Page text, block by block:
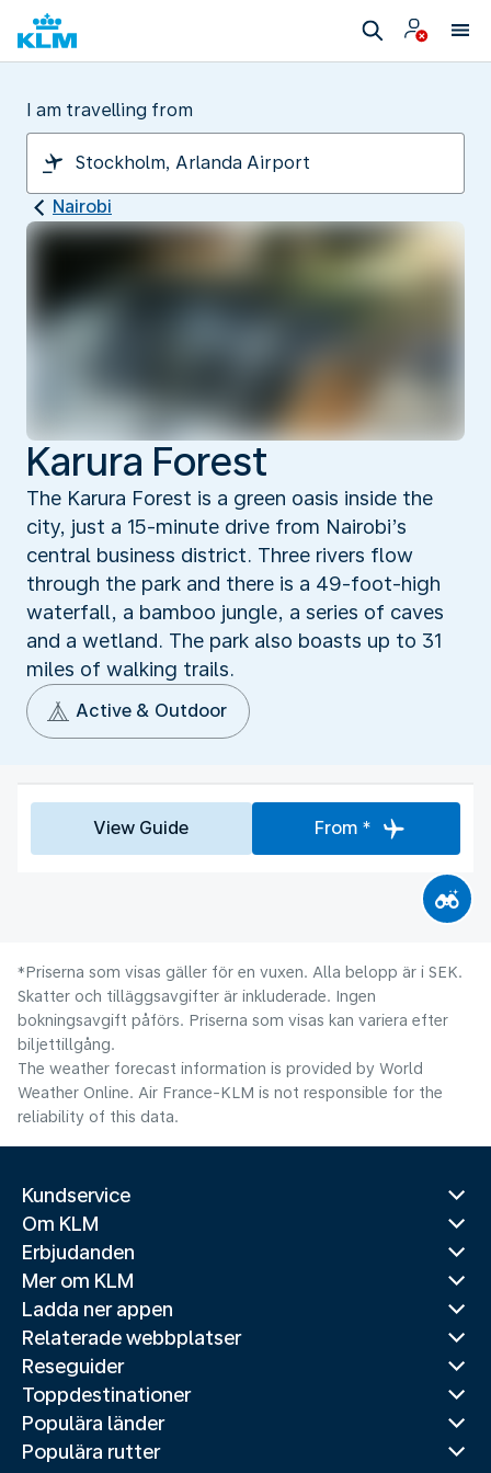
I am travelling from
Nairobi
Karura Forest
The Karura Forest is a green oasis inside the
city, just a 15-minute drive from Nairobi’s
central business district. Three rivers flow
through the park and there is a 49-foot-high
waterfall, a bamboo jungle, a series of caves
and a wetland. The park also boasts up to 31
miles of walking trails.
Active & Outdoor
View Guide From *
*Priserna som visas gäller för en vuxen. Alla belopp är i SEK.
Skatter och tilläggsavgifter är inkluderade. Ingen
bokningsavgift påförs. Priserna som visas kan variera efter
biljettillgång.
The weather forecast information is provided by World
Weather Online. Air France-KLM is not responsible for the
reliability of this data.
Kundservice
Om KLM
Erbjudanden
Mer om KLM
Ladda ner appen
Relaterade webbplatser
Reseguider
Toppdestinationer
Populära länder
Populära rutter